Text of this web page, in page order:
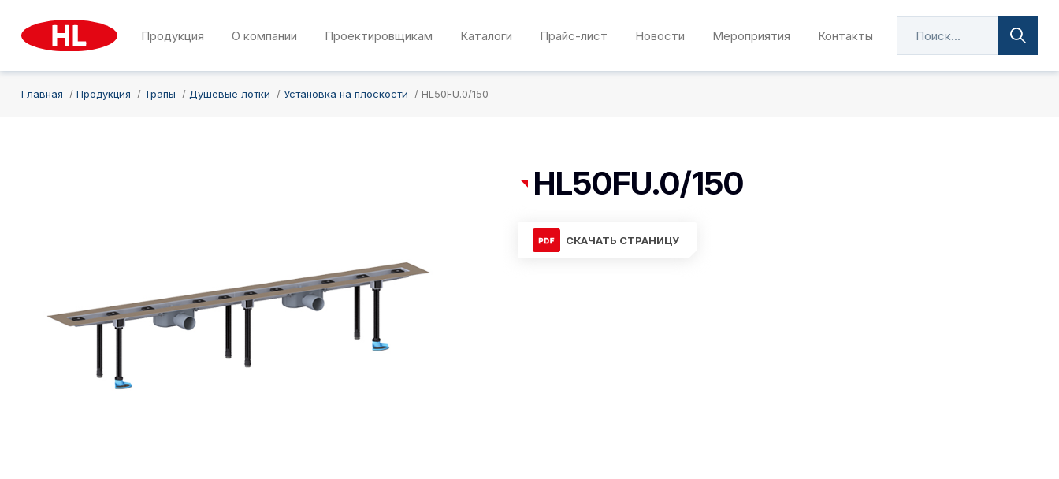
Продукция О компании Проектировщикам Каталоги Прайс-лист Новости Мероприятия Контакты
Главная Продукция Трапы Душевые лотки Установка на плоскости HL50FU.0/150
HL50FU.0/150
СКАЧАТЬ СТРАНИЦУ